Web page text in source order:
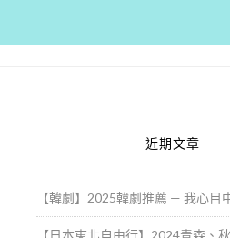
近期文章
【韓劇】2025韓劇推薦 — 我心目